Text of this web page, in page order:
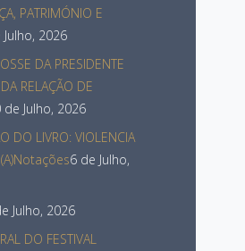
PATRIMÓNIO E
2026
DA PRESIDENTE
RELAÇÃO DE
de Julho, 2026
DO LIVRO: VIOLENCIA
6 de Julho,
Julho, 2026
DO FESTIVAL